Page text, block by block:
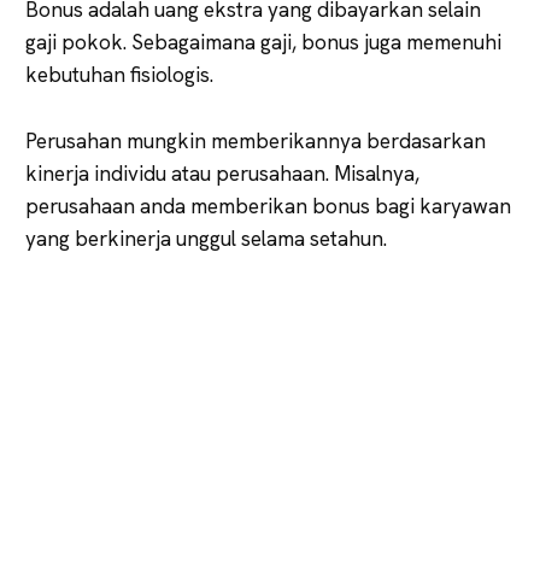
Bonus adalah uang ekstra yang dibayarkan selain
gaji pokok. Sebagaimana gaji, bonus juga memenuhi
kebutuhan fisiologis.
Perusahan mungkin memberikannya berdasarkan
kinerja individu atau perusahaan. Misalnya,
perusahaan anda memberikan bonus bagi karyawan
yang berkinerja unggul selama setahun.